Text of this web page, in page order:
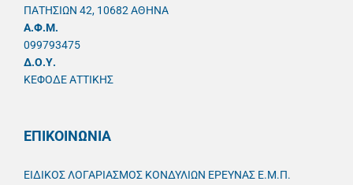
ΠΑΤΗΣΙΩΝ 42, 10682 ΑΘΗΝΑ
A.Φ.Μ.
099793475
Δ.Ο.Υ.
ΚΕΦΟΔΕ ΑΤΤΙΚΗΣ
ΕΠΙΚΟΙΝΩΝΙΑ
ΕΙΔΙΚΟΣ ΛΟΓΑΡΙΑΣΜΟΣ ΚΟΝΔΥΛΙΩΝ ΕΡΕΥΝΑΣ Ε.Μ.Π.